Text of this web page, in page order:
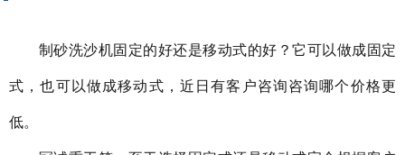
制砂洗沙机固定的好还是移动式的好？它可以做成固定
式，也可以做成移动式，近日有客户咨询咨询哪个价格更
低。